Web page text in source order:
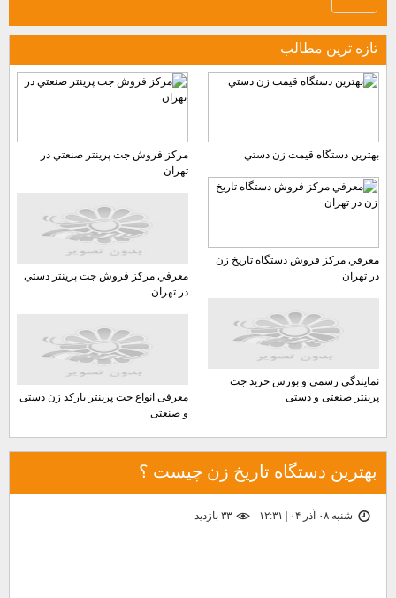
تازه ترين مطالب
بهترين دستگاه قيمت زن دستي
مركز فروش جت پرينتر صنعتي در
تهران
معرفي مركز فروش دستگاه تاريخ زن
در تهران
معرفي مركز فروش جت پرينتر دستي
در تهران
نمایندگی رسمی و بورس خرید جت
پرینتر صنعتی و دستی
معرفی انواع جت پرینتر بارکد زن دستی
و صنعتی
بهترین دستگاه تاریخ زن چیست ؟
شنبه ۰۸ آذر ۰۴ | ۱۲:۳۱